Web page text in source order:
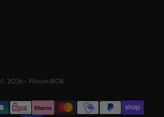
© 2026 - Plisson 1808